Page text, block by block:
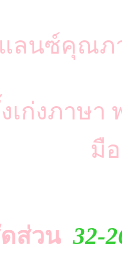
ลนซ์คุณภ
เก่งภาษ
มื
ส่วน32-